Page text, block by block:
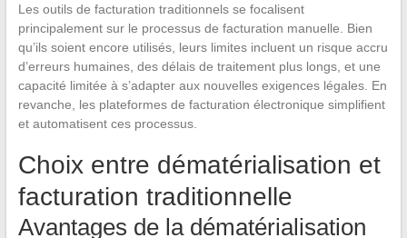
Les outils de facturation traditionnels se focalisent
principalement sur le processus de facturation manuelle. Bien
qu’ils soient encore utilisés, leurs limites incluent un risque accru
d’erreurs humaines, des délais de traitement plus longs, et une
capacité limitée à s’adapter aux nouvelles exigences légales. En
revanche, les plateformes de facturation électronique simplifient
et automatisent ces processus.
Choix entre dématérialisation et
facturation traditionnelle
Avantages de la dématérialisation